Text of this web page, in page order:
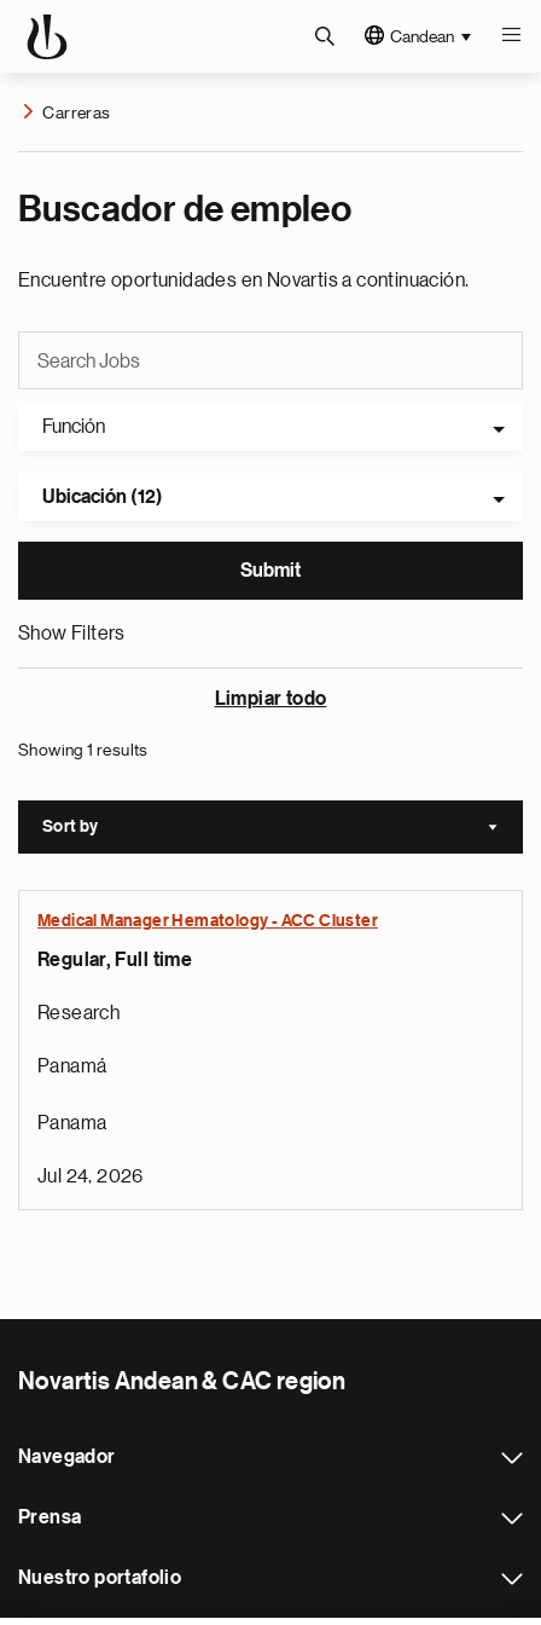
Candean
Carreras
Buscador de empleo
Encuentre oportunidades en Novartis a continuación.
Función
Ubicación (12)
Show Filters
Limpiar todo
Showing 1 results
Sort by Sort
Medical Manager Hematology - ACC Cluster
Regular, Full time
Research
Panamá
Panama
Jul 24, 2026
Novartis Andean & CAC region
Navegador
Prensa
Nuestro portafolio